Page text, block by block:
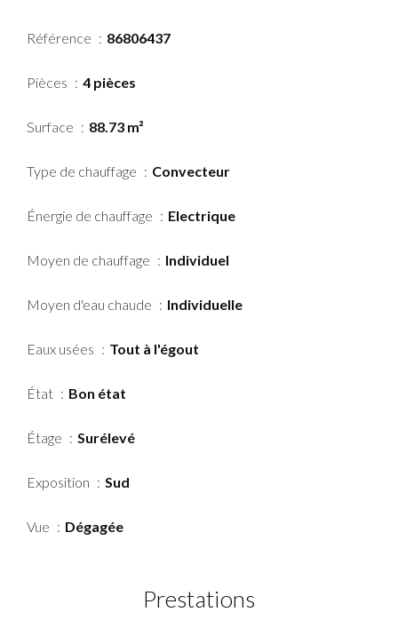
Référence 86806437
Pièces 4 pièces
Surface 88.73 m²
Type de chauffage Convecteur
Énergie de chauffage Electrique
Moyen de chauffage Individuel
Moyen d'eau chaude Individuelle
Eaux usées Tout à l'égout
État Bon état
Étage Surélevé
Exposition Sud
Vue Dégagée
Prestations